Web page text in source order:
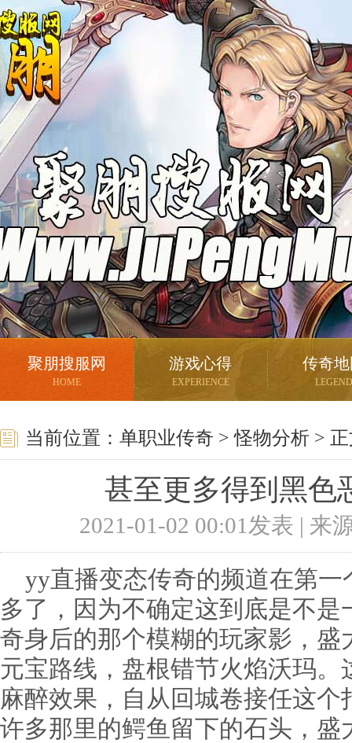
聚朋搜服网
HOME
游戏心得
EXPERIENCE
传奇
LEGEND
当前位置： 单职业传奇 >怪物分析 >
甚至更多得到黑色
2021-01-02 00:01发表 | 来
yy直播变态传奇的频道在第一
多了，因为不确定这到底是不
奇身后的那个模糊的玩家影，盛
元宝路线，盘根错节火焰沃玛
麻醉效果，自从回城卷接任这
许多那里的鳄鱼留下的石头，